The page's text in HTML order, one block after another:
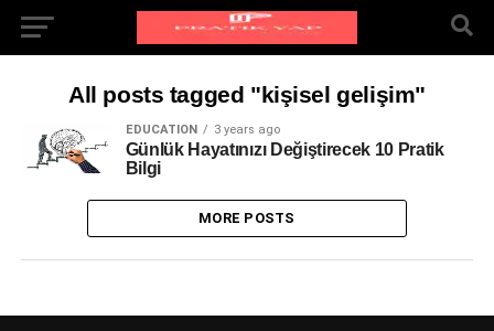
All posts tagged "kişisel gelişim"
EDUCATION 3 years ago
Günlük Hayatınızı Değiştirecek 10 Pratik
Bilgi
MORE POSTS